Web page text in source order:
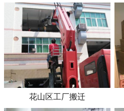
花山区工厂搬迁